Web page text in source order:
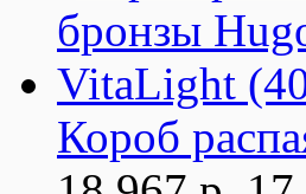
Короб